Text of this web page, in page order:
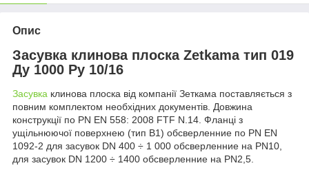
Опис
Засувка клинова плоска Zetkama тип 019
Ду 1000 Ру 10/16
Засувка клинова плоска від компанії Зеткама поставляється з
повним комплектом необхідних документів. Довжина
конструкції по PN EN 558: 2008 FTF N.14. Фланці з
ущільнюючої поверхнею (тип B1) обсверленние по PN EN
1092-2 для засувок DN 400 ÷ 1 000 обсверленние на PN10,
для засувок DN 1200 ÷ 1400 обсверленние на PN2,5.